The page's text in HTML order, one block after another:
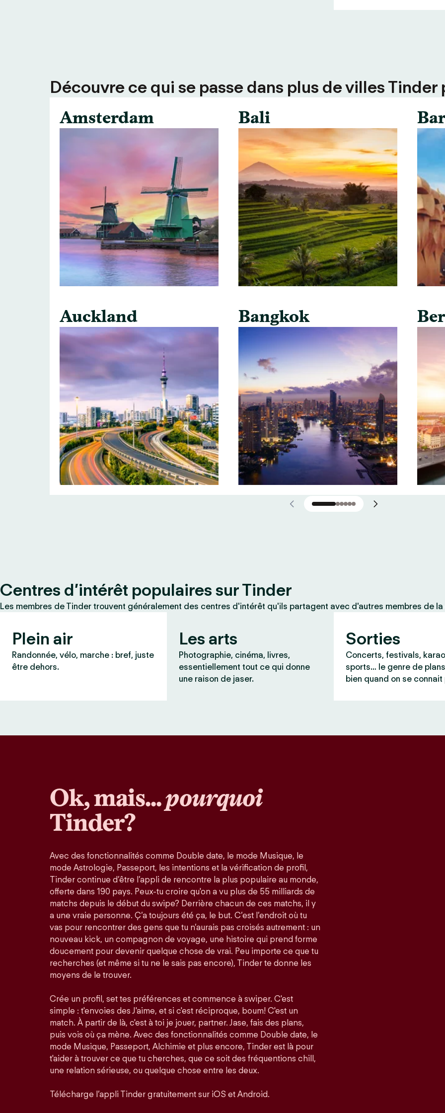
Découvre ce qui se passe dans plus de villes Tinder
Amsterdam
Auckland
Bali
Bangkok
Centres d’intérêt populaires sur Tinder
Les membres de Tinder trouvent généralement des centres d'intérêt qu'ils partagent avec d'autres membres de
Plein air
Randonnée, vélo, marche : bref, juste
être dehors.
Les arts
Photographie, cinéma, livres,
essentiellement tout ce qui donne
une raison de jaser.
Sorties
Concerts, festivals,
sports… le genre de
bien quand on se
Ok, mais...pourquoi
Tinder?
Avec des fonctionnalités comme Double date, le mode Musique, le
mode Astrologie, Passeport, les intentions et la vérification de profil,
Tinder continue d’être l’appli de rencontre la plus populaire au monde,
offerte dans 190 pays. Peux-tu croire qu'on a vu plus de 55 milliards de
matchs depuis le début du swipe? Derrière chacun de ces matchs, il y
a une vraie personne. Ç’a toujours été ça, le but. C’est l’endroit où tu
vas pour rencontrer des gens que tu n’aurais pas croisés autrement : un
nouveau kick, un compagnon de voyage, une histoire qui prend forme
doucement pour devenir quelque chose de vrai. Peu importe ce que tu
recherches (et même si tu ne le sais pas encore), Tinder te donne les
moyens de le trouver.
Crée un profil, set tes préférences et commence à swiper. C'est
simple : t'envoies des J'aime, et si c'est réciproque, boum! C'est un
match. À partir de là, c'est à toi je jouer, partner. Jase, fais des plans,
puis vois où ça mène. Avec des fonctionnalités comme Double date, le
mode Musique, Passeport, Alchimie et plus encore, Tinder est là pour
t'aider à trouver ce que tu cherches, que ce soit des fréquentions chill,
une relation sérieuse, ou quelque chose entre les deux.
Télécharge l’appli Tinder gratuitement sur iOS et Android.